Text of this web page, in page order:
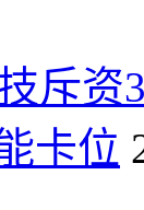
斥资
卡位